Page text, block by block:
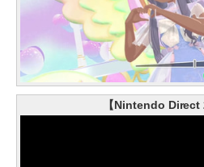
【Nintendo Direct